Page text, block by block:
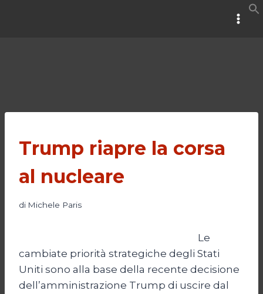
Trump riapre la corsa
al nucleare
di Michele Paris
Le
cambiate priorità strategiche degli Stati
Uniti sono alla base della recente decisione
dell’amministrazione Trump di uscire dal